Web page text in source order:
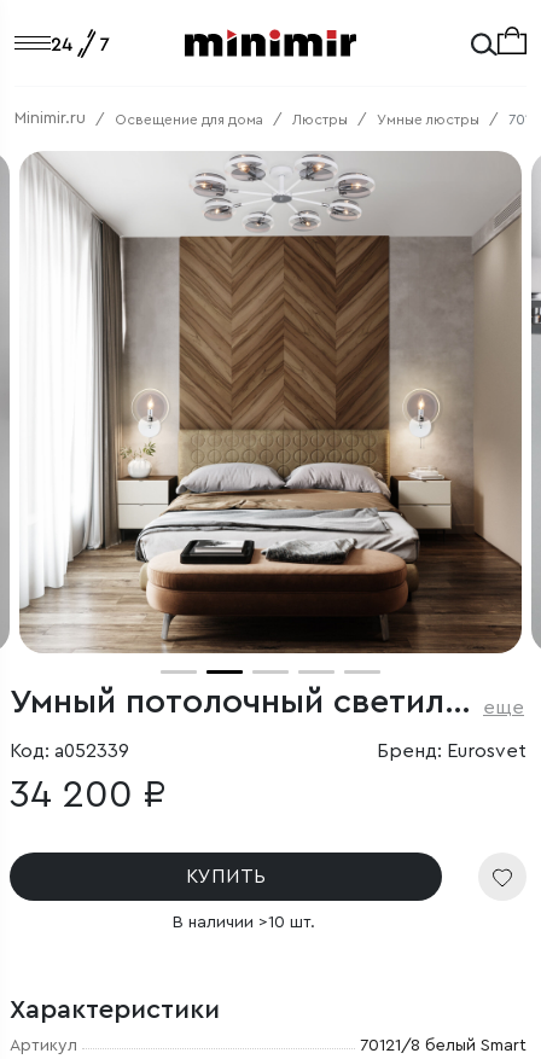
Minimir.ru Освещение для дома Люстры Умные люстры
Умный потолочный светильник в стиле лофт еще
Код: a052339 Бренд: Eurosvet
34 200 ₽
КУПИТЬ
В наличии >10 шт.
Характеристики
Артикул
70121/8 белый Smart